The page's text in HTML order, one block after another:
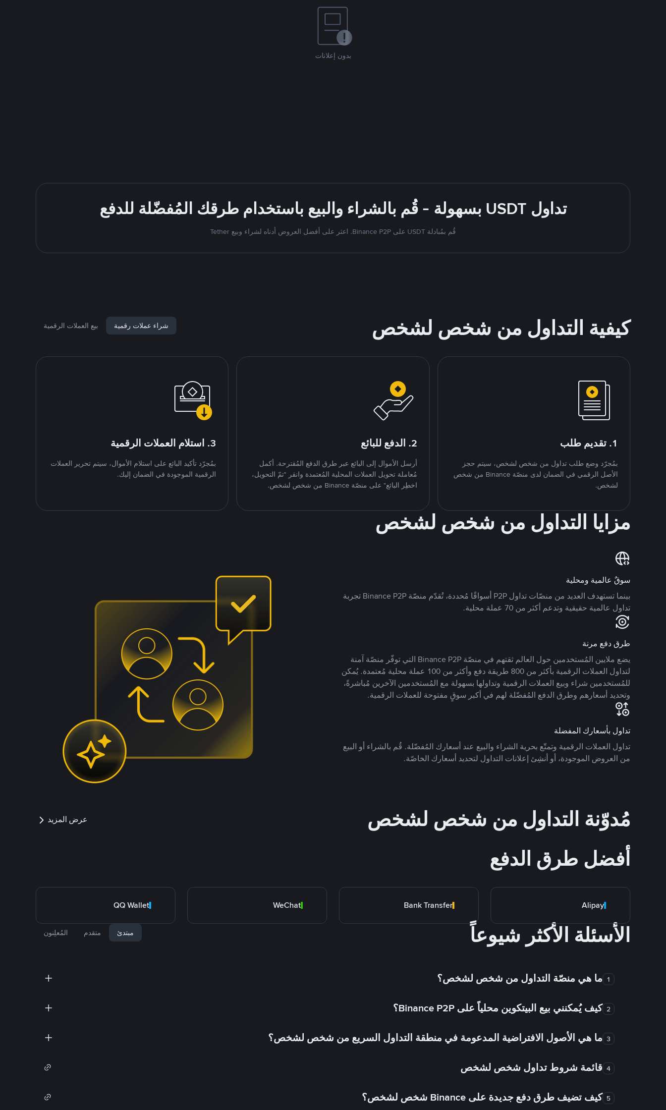
بدون إعلانات
تداول USDT بسهولة - قُم بالشراء والبيع باستخدام طرقك المُفضّلة للدفع
قُم بمُبادلة USDT على Binance P2P. اعثر على أفضل العروض أدناه لشراء وبيع Tether
كيفية التداول من شخص لشخص شراء عملات رقمية بيع العملات الرقمية
1. تقديم طلب
بمُجرّد وضع طلب تداول من شخص لشخص، سيتم حجز
الأصل الرقمي في الضمان لدى منصّة Binance من شخص
لشخص.
2. الدفع للبائع
أرسل الأموال إلى البائع عبر طرق الدفع المُقترحة. أكمل
مُعاملة تحويل العملات المحلية المُعتمدة وانقر "تمّ التحويل،
اخطِر البائع" على منصّة Binance من شخص لشخص.
3. استلام العملات الرقمية
بمُجرّد تأكيد البائع على استلام الأموال، سيتم تحرير العملات
الرقمية الموجودة في الضمان إليك.
مزايا التداول من شخص لشخص
سوقٌ عالمية ومحلية
بينما تستهدف العديد من منصّات تداول P2P أسواقًا مُحددة، تُقدّم منصّة Binance P2P تجربة
تداول عالمية حقيقية وتدعم أكثر من 70 عملة محلية.
طرق دفع مرنة
يضع ملايين المُستخدمين حول العالم ثقتهم في منصّة Binance P2P التي توفّر منصّة آمنة
لتداول العملات الرقمية بأكثر من 800 طريقة دفع وأكثر من 100 عملة محلية مُعتمدة. يُمكن
للمُستخدمين شراء وبيع العملات الرقمية وتداولها بسهولة مع المُستخدمين الآخرين مُباشرةً،
وتحديد أسعارهم وطرق الدفع المُفضّلة لهم في أكبر سوقٍ مفتوحة للعملات الرقمية.
تداول بأسعارك المفضلة
تداول العملات الرقمية وتمتّع بحرية الشراء والبيع عند أسعارك المُفضّلة. قُم بالشراء أو البيع
من العروض الموجودة، أو أنشِئ إعلانات التداول لتحديد أسعارك الخاصّة.
مُدوّنة التداول من شخص لشخص عرض المزيد
أفضل طرق الدفع
Alipay
Bank Transfer
WeChat
QQ Wallet
الأسئلة الأكثر شيوعاً مبتدئ متقدم المُعلِنون
1 ما هي منصّة التداول من شخص لشخص؟
2 كيف يُمكنني بيع البيتكوين محلياً على Binance P2P؟
3 ما هي الأصول الافتراضية المدعومة في منطقة التداول السريع من شخص لشخص؟
4 قائمة شروط تداول شخص لشخص
5 كيف تضيف طرق دفع جديدة على Binance شخص لشخص؟